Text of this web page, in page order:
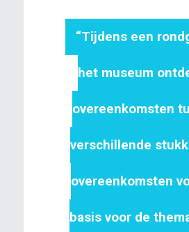
“Tijdens een
het museum
overeenkomsten
verschillende
overeenkomsten
basis voor de